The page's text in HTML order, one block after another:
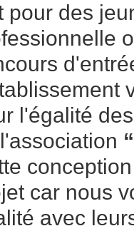
pour des
l'égalité
car nous
avec